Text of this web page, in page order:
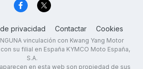
privacidad Contactar Cookies
vinculación con Kwang Yang Motor
su filial en España KYMCO Moto España,
S.A.
en esta web son propiedad de sus